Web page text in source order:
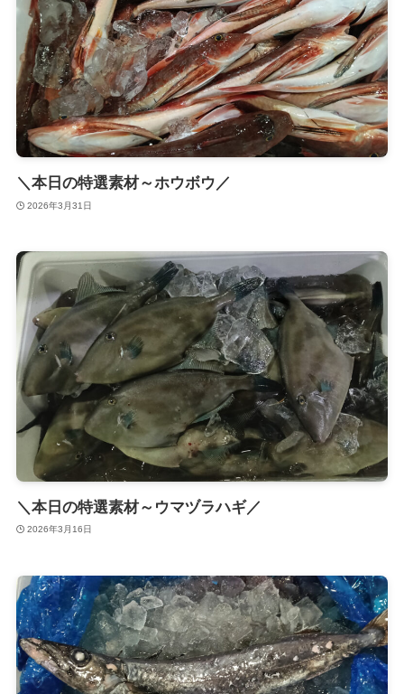
＼本日の特選素材～ホウボウ／
2026年3月31日
＼本日の特選素材～ウマヅラハギ／
2026年3月16日